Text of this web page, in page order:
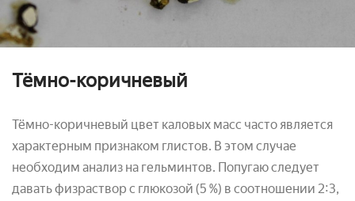
Тёмно-коричневый
Тёмно-коричневый цвет каловых масс часто является
характерным признаком глистов. В этом случае
необходим анализ на гельминтов. Попугаю следует
давать физраствор с глюкозой (5 %) в соотношении 2:3,